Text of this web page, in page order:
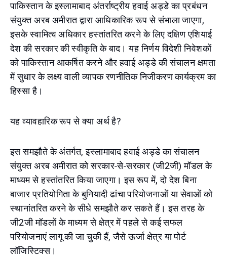
पाकिस्तान के इस्लामाबाद अंतर्राष्ट्रीय हवाई अड्डे का प्रबंधन
संयुक्त अरब अमीरात द्वारा आधिकारिक रूप से संभाला जाएगा,
इसके स्वामित्व अधिकार हस्तांतरित करने के लिए दक्षिण एशियाई
देश की सरकार की स्वीकृति के बाद। यह निर्णय विदेशी निवेशकों
को पाकिस्तान आकर्षित करने और हवाई अड्डे की संचालन क्षमता
में सुधार के लक्ष्य वाली व्यापक रणनीतिक निजीकरण कार्यक्रम का
हिस्सा है।
यह व्यावहारिक रूप से क्या अर्थ है?
इस समझौते के अंतर्गत, इस्लामाबाद हवाई अड्डे का संचालन
संयुक्त अरब अमीरात को सरकार-से-सरकार (जी2जी) मॉडल के
माध्यम से हस्तांतरित किया जाएगा। इस रूप में, दो देश बिना
बाजार प्रतियोगिता के बुनियादी ढांचा परियोजनाओं या सेवाओं को
स्थानांतरित करने के सीधे समझौते कर सकते हैं। इस तरह के
जी2जी मॉडलों के माध्यम से क्षेत्र में पहले से कई सफल
परियोजनाएं लागू की जा चुकी हैं, जैसे ऊर्जा क्षेत्र या पोर्ट
लॉजिस्टिक्स।